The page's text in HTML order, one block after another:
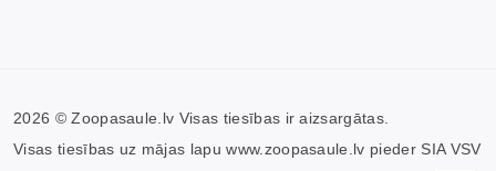
2026 © Zoopasaule.lv Visas tiesības ir aizsargātas.
Visas tiesības uz mājas lapu www.zoopasaule.lv pieder SIA VSV